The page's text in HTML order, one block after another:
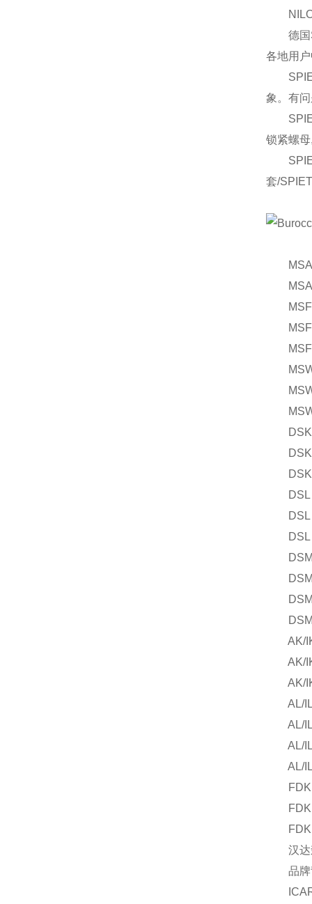
德国
各地用
象。有
锁紧螺
套/
MSA
MSA
MSF
MSF
MSF
MSW
MSW
MSW
DSK
DSK
DSK
DSL
DSL
DSL
DSM
DSM
DSM
DSM
AK/IK
AK/IK
AK/IK
AL/IL
AL/IL
AL/IL
AL/IL
FDK
FDK
FDK
汉达森
品牌
ICAR